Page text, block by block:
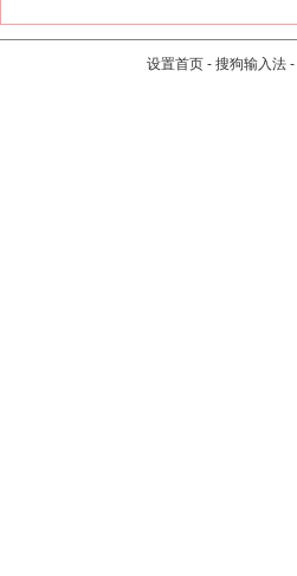
设置首页 - 搜狗输入法 -